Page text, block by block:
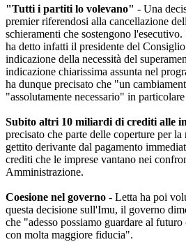
"Tutti i partiti lo volevano" - Una
premier riferendosi alla cancellazione
schieramenti che sostengono
ha detto infatti il presidente del
indicazione della necessità del
indicazione chiarissima assunta nel
ha dunque precisato che "un
"assolutamente necessario" in
Subito altri 10 miliardi di crediti alle
precisato che parte delle coperture per
gettito derivante dal pagamento
crediti che le imprese vantano nei
Amministrazione.
Coesione nel governo - Letta ha poi
questa decisione sull'Imu, il governo
che "adesso possiamo guardare al
con molta maggiore fiducia".